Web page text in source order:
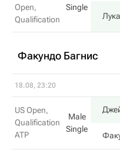
Open,
Qualification
Single
Факундо Багнис
18.08, 23:20
US Open,
Qualification
ATP
Male
Single